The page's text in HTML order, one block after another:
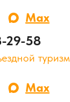
29-58
туризм
Max
Max